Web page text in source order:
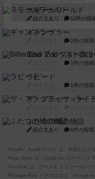
スモールワールド
紹介文あり 13件の投
ギャンブラー
2件の投稿
Bitter End ブタペス
1件の投稿
ラピード
1件の投稿
ザ・フラッフィー・
ふたつの城の物語
紹介文あり 6件の投稿
※Apple、Apple のロゴ は、米国および
※App Store は、Apple Inc.のサービスマ
※Android は、グーグル インコーポレイ
※Google Play とそのロゴは、Google